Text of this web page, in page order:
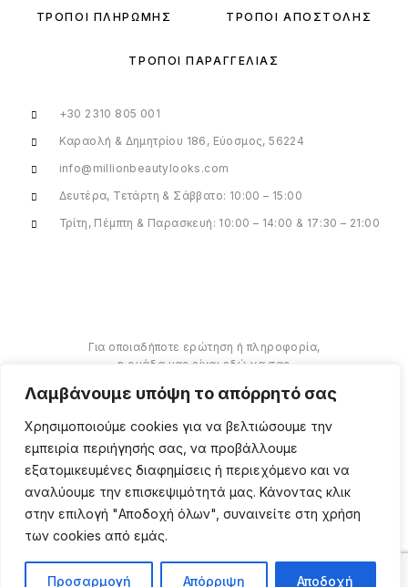
Λαμβάνουμε υπόψη το απόρρητό σας
Χρησιμοποιούμε cookies για να βελτιώσουμε την
εμπειρία περιήγησής σας, να προβάλλουμε
εξατομικευμένες διαφημίσεις ή περιεχόμενο και να
αναλύουμε την επισκεψιμότητά μας. Κάνοντας κλικ
στην επιλογή "Αποδοχή όλων", συναινείτε στη χρήση
των cookies από εμάς.
Προσαρμογή Απόρριψη Αποδοχή
ΤΡΌΠΟΙ ΠΛΗΡΩΜΉΣ ΤΡΌΠΟΙ ΑΠΟΣΤΟΛΉΣ
ΤΡΌΠΟΙ ΠΑΡΑΓΓΕΛΊΑΣ
+30 2310 805 001
Καραολή & Δημητρίου 186, Εύοσμος, 56224
info@millionbeautylooks.com
Δευτέρα, Τετάρτη & Σάββατο: 10:00 – 15:00
Τρίτη, Πέμπτη & Παρασκευή: 10:00 – 14:00 & 17:30 – 21:00
Για οποιαδήποτε ερώτηση ή πληροφορία,
η ομάδα μας είναι εδώ να σας
βοηθήσουμε.
ΠΕΡΙΣΣΌΤΕΡΑ
Copyright ©2026Million
Reserved. Κατασκευή
Webgrams